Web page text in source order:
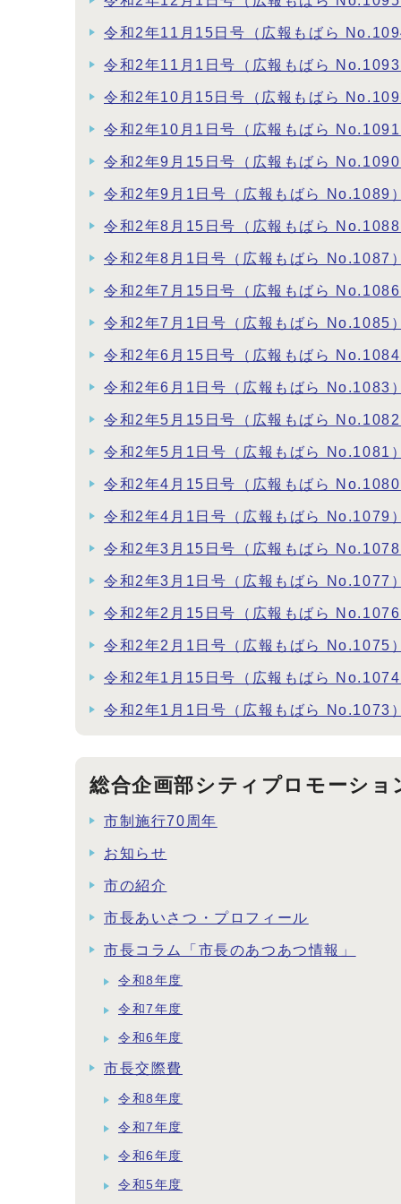
令和2年11月15日号（広報もばら
令和2年11月1日号（広報もばら No.1093
令和2年10月15日号（広報もばら
令和2年10月1日号（広報もばら No.1091
令和2年9月15日号（広報もばら No.1090
令和2年9月1日号（広報もばら No.1089）
令和2年8月15日号（広報もばら No.1088
令和2年8月1日号（広報もばら No.1087）
令和2年7月15日号（広報もばら No.1086
令和2年7月1日号（広報もばら No.1085）
令和2年6月15日号（広報もばら No.1084
令和2年6月1日号（広報もばら No.1083）
令和2年5月15日号（広報もばら No.1082
令和2年5月1日号（広報もばら No.1081）
令和2年4月15日号（広報もばら No.1080
令和2年4月1日号（広報もばら No.1079）
令和2年3月15日号（広報もばら No.1078
令和2年3月1日号（広報もばら No.1077）
令和2年2月15日号（広報もばら No.1076
令和2年2月1日号（広報もばら No.1075）
令和2年1月15日号（広報もばら No.1074
令和2年1月1日号（広報もばら No.1073）
総合企画部シティプロモーショ
市制施行70周年
お知らせ
市の紹介
市長あいさつ・プロフィール
市長コラム「市長のあつあつ情報」
令和8年度
令和7年度
令和6年度
市長交際費
令和8年度
令和7年度
令和6年度
令和5年度